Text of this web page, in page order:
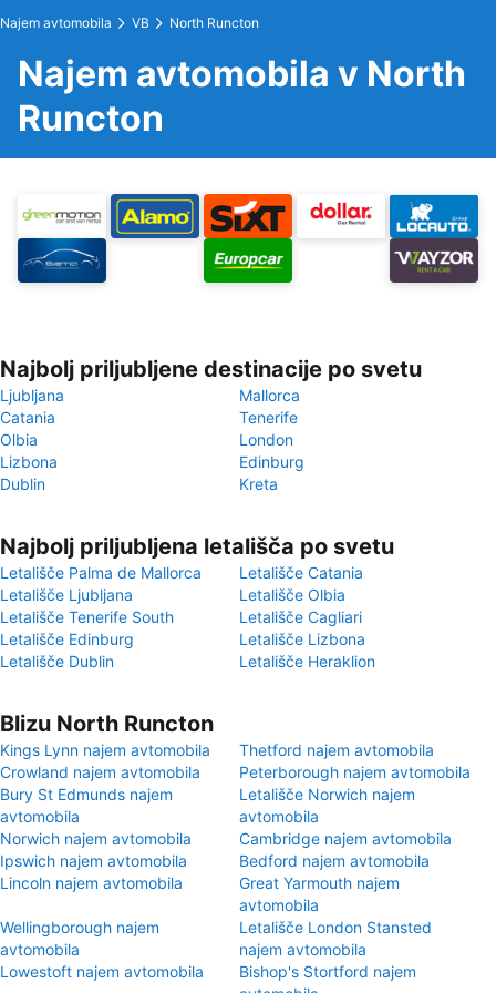
Najem avtomobila VB North Runcton
Najem avtomobila v North
Runcton
Najbolj priljubljene destinacije po svetu
Ljubljana
Mallorca
Catania
Tenerife
Olbia
London
Lizbona
Edinburg
Dublin
Kreta
Najbolj priljubljena letališča po svetu
Letališče Palma de Mallorca
Letališče Catania
Letališče Ljubljana
Letališče Olbia
Letališče Tenerife South
Letališče Cagliari
Letališče Edinburg
Letališče Lizbona
Letališče Dublin
Letališče Heraklion
Blizu North Runcton
Kings Lynn najem avtomobila
Thetford najem avtomobila
Crowland najem avtomobila
Peterborough najem avtomobila
Bury St Edmunds najem
avtomobila
Letališče Norwich najem
avtomobila
Norwich najem avtomobila
Cambridge najem avtomobila
Ipswich najem avtomobila
Bedford najem avtomobila
Lincoln najem avtomobila
Great Yarmouth najem
avtomobila
Wellingborough najem
avtomobila
Letališče London Stansted
najem avtomobila
Lowestoft najem avtomobila
Bishop's Stortford najem